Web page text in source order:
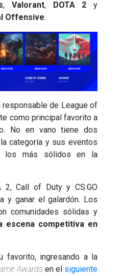
,Valorant, DOTA 2 y
Offensive.
responsable de League of
como principal favorito a
No en vano tiene dos
categoría y sus eventos
los más sólidos en la
2, Call of Duty y CS:GO
y ganar el galardón. Los
comunidades sólidas y
escena competitiva en
favorito, ingresando a la
Awards en el siguiente